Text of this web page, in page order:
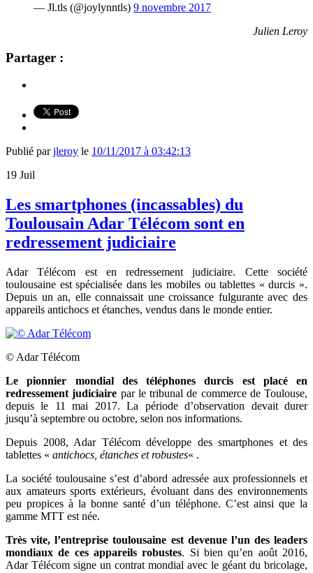
— Jl.tls (@joylynntls) 9 novembre 2017
Julien Leroy
Partager :
Publié parjleroy le 10/11/2017 à 03:42:13
19 Juil
Les smartphones (incassables) du
Toulousain Adar Télécom sont en
redressement judiciaire
Adar Télécom est en redressement judiciaire. Cette société
toulousaine est spécialisée dans les mobiles ou tablettes « durcis ».
Depuis un an, elle connaissait une croissance fulgurante avec des
appareils antichocs et étanches, vendus dans le monde entier.
© Adar Télécom
Le pionnier mondial des téléphones durcis est placé en
redressement judiciaire par le tribunal de commerce de Toulouse,
depuis le 11 mai 2017. La période d’observation devait durer
jusqu’à septembre ou octobre, selon nos informations.
Depuis 2008, Adar Télécom développe des smartphones et des
tablettes « antichocs, étanches et robustes« .
La société toulousaine s’est d’abord adressée aux professionnels et
aux amateurs sports extérieurs, évoluant dans des environnements
peu propices à la bonne santé d’un téléphone. C’est ainsi que la
gamme MTT est née.
Très vite, l’entreprise toulousaine est devenue l’un des leaders
mondiaux de ces appareils robustes. Si bien qu’en août 2016,
Adar Télécom signe un contrat mondial avec le géant du bricolage,